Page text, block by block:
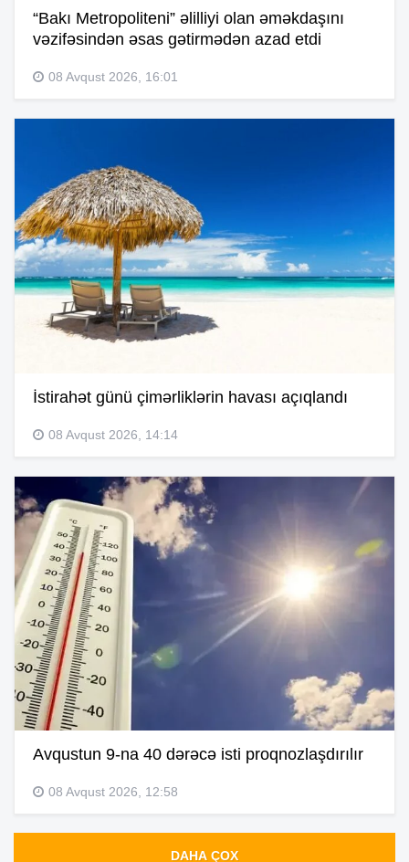
“Bakı Metropoliteni” əlilliyi olan əməkdaşını
vəzifəsindən əsas gətirmədən azad etdi
08 Avqust 2026, 16:01
İstirahət günü çimərliklərin havası açıqlandı
08 Avqust 2026, 14:14
Avqustun 9-na 40 dərəcə isti proqnozlaşdırılır
08 Avqust 2026, 12:58
DAHA ÇOX